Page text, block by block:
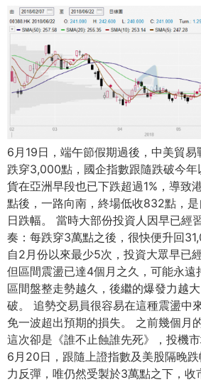
6月19日，端午節假期過後，中美貿
跌穿3,000點，國企指數跟隨跌破今
貨在亞洲早段也已下跌超過1%，導致
點後，一路向南，終場低收832點，
日跌幅。 當時大部份投資人因早已經
奏：每跌穿3萬點之後，很快便升回
自2月份以來最少5次，投資大眾早已
但區間震盪已達4個月之久，可能永遠
區間盤整走勢越久，後繼的爆發力越
破。 追勢交易員很容易在這種震盪中
免一波超出預期的損失。 之前幾個月
這次卻是《誰不止蝕誰先死》，投機市
6月20日，跟隨上證指數及美股隔晚
力反彈，唯仍然受製於3萬點之下，收